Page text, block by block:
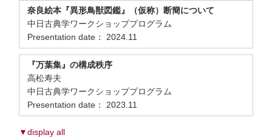
奈良絵本『異形鳥獣図鑑』（仮称）断簡について
中日古典学ワークショッププログラム
Presentation date： 2024.11
『万葉集』の構成秩序
高松寿夫
中日古典学ワークショッププログラム
Presentation date： 2023.11
▼display all